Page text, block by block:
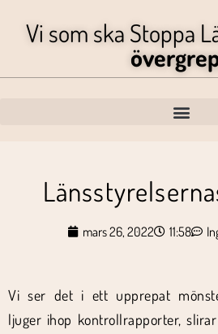
Vi som ska Stoppa
mars 26, 2022 11:58
Vi ser det i ett upprepat
ljuger ihop kontrollrapporter,